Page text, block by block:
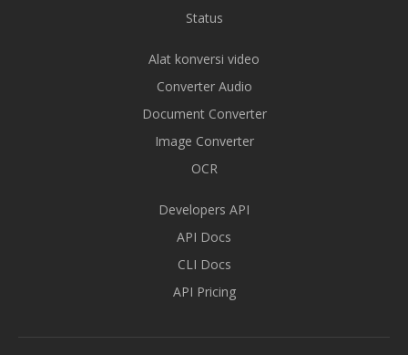
Status
Alat konversi video
Converter Audio
Document Converter
Image Converter
OCR
Developers API
API Docs
CLI Docs
API Pricing